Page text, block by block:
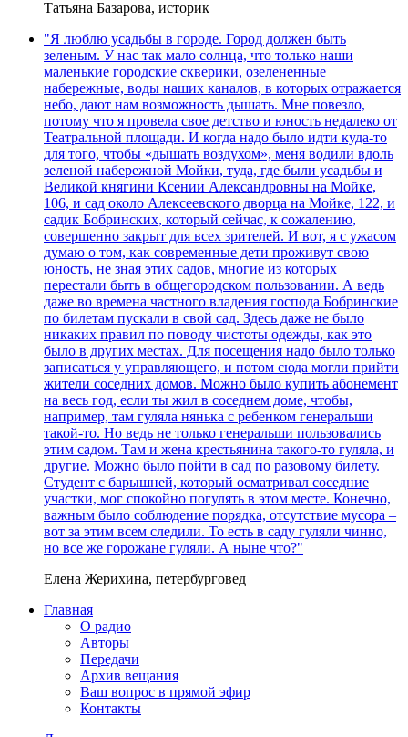
Татьяна Базарова, историк
"Я люблю усадьбы в городе. Город должен быть
зеленым. У нас так мало солнца, что только наши
маленькие городские скверики, озелененные
набережные, воды наших каналов, в которых отражается
небо, дают нам возможность дышать. Мне повезло,
потому что я провела свое детство и юность недалеко от
Театральной площади. И когда надо было идти куда-то
для того, чтобы «дышать воздухом», меня водили вдоль
зеленой набережной Мойки, туда, где были усадьбы и
Великой княгини Ксении Александровны на Мойке,
106, и сад около Алексеевского дворца на Мойке, 122, и
садик Бобринских, который сейчас, к сожалению,
совершенно закрыт для всех зрителей. И вот, я с ужасом
думаю о том, как современные дети проживут свою
юность, не зная этих садов, многие из которых
перестали быть в общегородском пользовании. А ведь
даже во времена частного владения господа Бобринские
по билетам пускали в свой сад. Здесь даже не было
никаких правил по поводу чистоты одежды, как это
было в других местах. Для посещения надо было только
записаться у управляющего, и потом сюда могли прийти
жители соседних домов. Можно было купить абонемент
на весь год, если ты жил в соседнем доме, чтобы,
например, там гуляла нянька с ребенком генеральши
такой-то. Но ведь не только генеральши пользовались
этим садом. Там и жена крестьянина такого-то гуляла, и
другие. Можно было пойти в сад по разовому билету.
Студент с барышней, который осматривал соседние
участки, мог спокойно погулять в этом месте. Конечно,
важным было соблюдение порядка, отсутствие мусора –
вот за этим всем следили. То есть в саду гуляли чинно,
но все же горожане гуляли. А ныне что?"
Елена Жерихина, петербурговед
Главная
О радио
Авторы
Передачи
Архив вещания
Ваш вопрос в прямой эфир
Контакты